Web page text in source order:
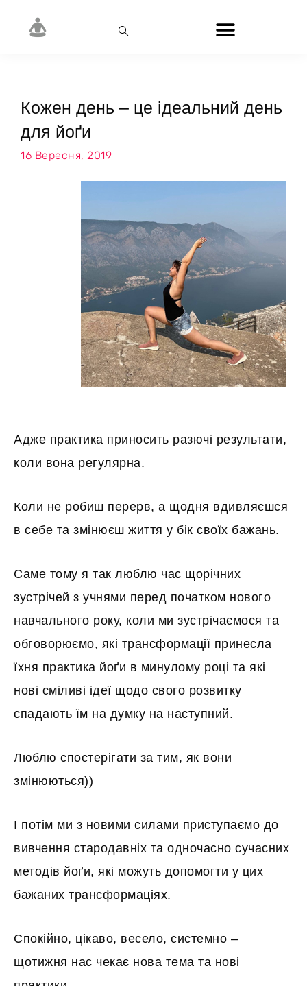
Кожен день – це ідеальний день
для йоґи
16 Вересня, 2019
Адже практика приносить разючі результати,
коли вона регулярна.
Коли не робиш перерв, а щодня вдивляєшся
в себе та змінюєш життя у бік своїх бажань.
Саме тому я так люблю час щорічних
зустрічей з учнями перед початком нового
навчального року, коли ми зустрічаємося та
обговорюємо, які трансформації принесла
їхня практика йоґи в минулому році та які
нові сміливі ідеї щодо свого розвитку
спадають їм на думку на наступний.
Люблю спостерігати за тим, як вони
змінюються))
І потім ми з новими силами приступаємо до
вивчення стародавніх та одночасно сучасних
методів йоґи, які можуть допомогти у цих
бажаних трансформаціях.
Спокійно, цікаво, весело, системно –
щотижня нас чекає нова тема та нові